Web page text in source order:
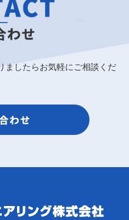
ましたらお気軽にご相談くだ